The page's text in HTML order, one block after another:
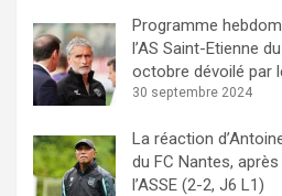
Programme
l’AS Saint-Etienne
octobre dévoilé par
30 septembre 2024
La réaction
du FC Nantes,
l’ASSE (2-2, J6 L1)